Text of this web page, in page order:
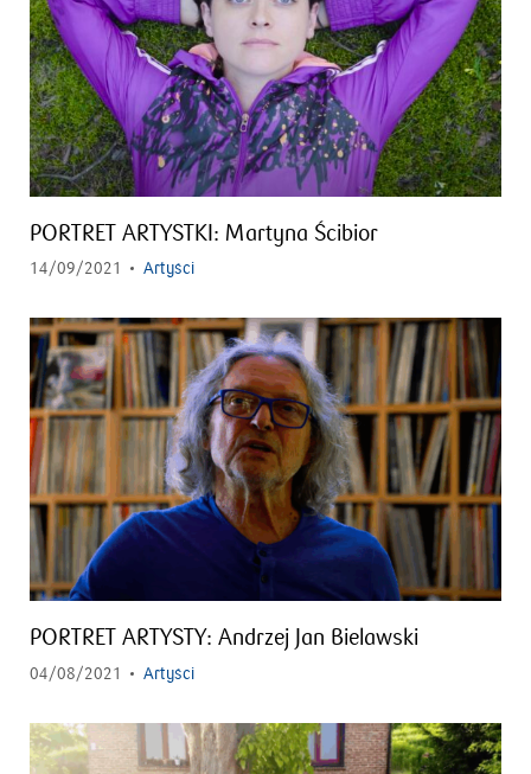
PORTRET ARTYSTKI: Martyna Ścibior
14/09/2021 Artyści
PORTRET ARTYSTY: Andrzej Jan Bielawski
04/08/2021 Artyści